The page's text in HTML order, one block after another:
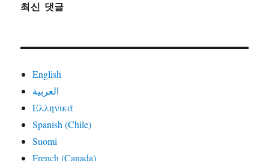
최신 댓글
English
العربية
Ελληνικά
Spanish (Chile)
Suomi
French (Canada)